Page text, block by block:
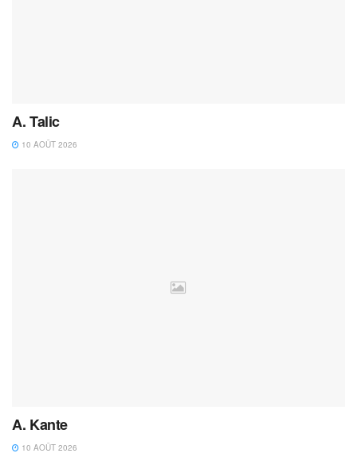
A. Talic
10 AOÛT 2026
A. Kante
10 AOÛT 2026